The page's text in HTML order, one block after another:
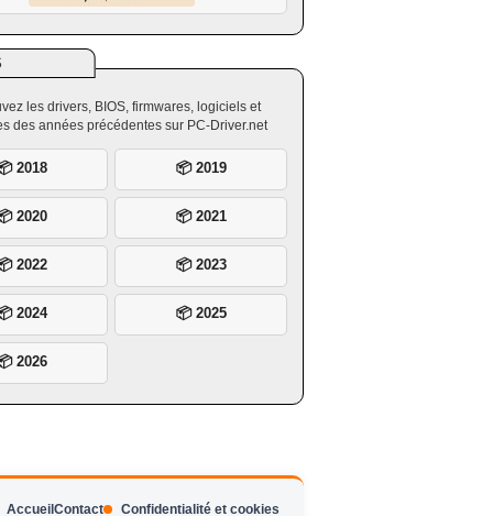
les drivers, BIOS, firmwares, logiciels et
des années précédentes sur PC-Driver.net
2018 📦 2019
2020 📦 2021
2022 📦 2023
2024 📦 2025
2026
Accueil Contact Confidentialité et cookies